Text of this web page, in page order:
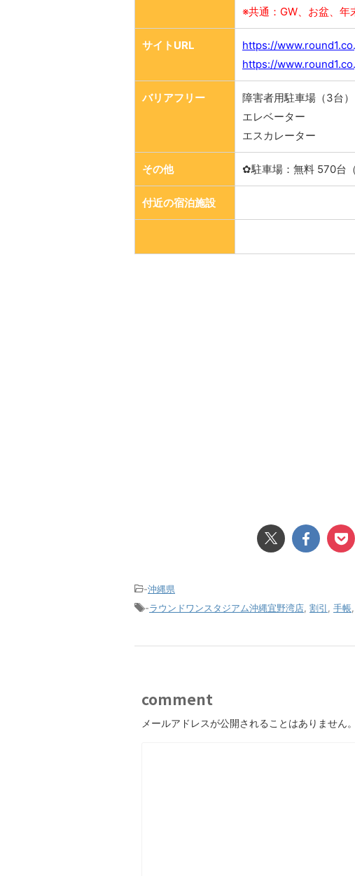
※共通：GW、お盆、年
サイトURL
https://
https://
バリアフリー
障害者用駐車場（3台）
エレベーター
エスカレーター
その他 ✿駐車場：無料 570台
付近の宿泊施設
-沖縄県
-ラウンドワンスタジアム沖縄宜野湾店 割引 手帳
comment
メールアドレスが公開されることはありません。